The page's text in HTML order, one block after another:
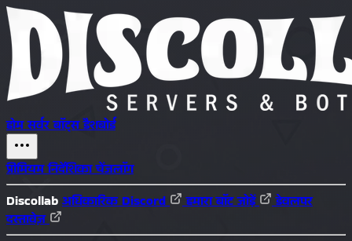
होमसर्वरबॉट्सडैशबोर्ड
प्रीमियमनिर्देशिकाचेंजलॉग
Discollab अधिकारिक Discord हमारा बॉट जोड़ें
डेवलपर
दस्तावेज़